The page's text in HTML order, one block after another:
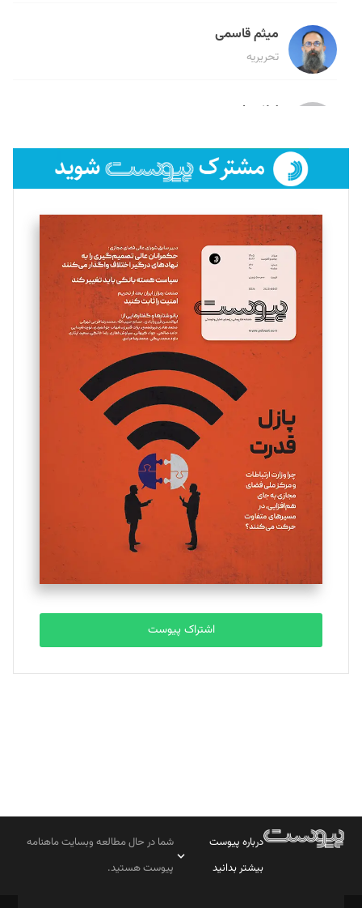
میثم قاسمی
تحریریه
لیلا حنارود
فائزه فتحی رستمی
تحریریه
سروش کرمیان
تحریریه
مینا پاکدل
یسنا امان‌پور
تحریریه
ملینا جعفری
تحریریه
مصطفی مسجدی آرانی
تحریریه
بابک نقاش
تحریریه
اشتراک پیوست
درباره پیوست
بیشتر بدانید
شما در حال مطالعه وبسایت ماهنامه
پیوست هستید.